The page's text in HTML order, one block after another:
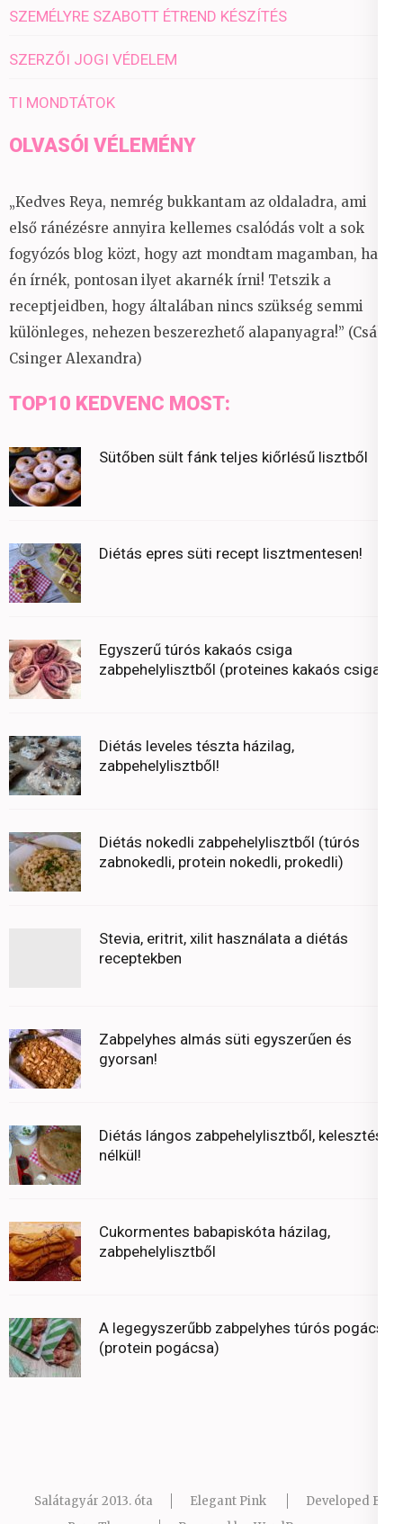
SZEMÉLYRE SZABOTT ÉTREND KÉSZÍTÉS
SZERZŐI JOGI VÉDELEM
TI MONDTÁTOK
OLVASÓI VÉLEMÉNY
„Kedves Reya, nemrég bukkantam az oldaladra, ami
első ránézésre annyira kellemes csalódás volt a sok
fogyózós blog közt, hogy azt mondtam magamban, ha
én írnék, pontosan ilyet akarnék írni! Tetszik a
receptjeidben, hogy általában nincs szükség semmi
különleges, nehezen beszerezhető alapanyagra!” (Csáky
Csinger Alexandra)
TOP10 KEDVENC MOST:
Sütőben sült fánk teljes kiőrlésű lisztből
Diétás epres süti recept lisztmentesen!
Egyszerű túrós kakaós csiga
zabpehelylisztből (proteines kakaós csiga)
Diétás leveles tészta házilag,
zabpehelylisztből!
Diétás nokedli zabpehelylisztből (túrós
zabnokedli, protein nokedli, prokedli)
Stevia, eritrit, xilit használata a diétás
receptekben
Zabpelyhes almás süti egyszerűen és
gyorsan!
Diétás lángos zabpehelylisztből, kelesztés
nélkül!
Cukormentes babapiskóta házilag,
zabpehelylisztből
A legegyszerűbb zabpelyhes túrós pogácsa
(protein pogácsa)
Salátagyár 2013. óta Elegant Pink
Developed By